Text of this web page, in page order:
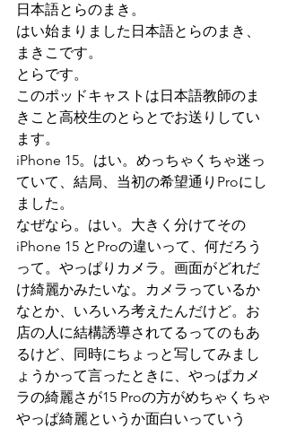
日本語とらのまき。
はい始まりました日本語とらのまき、
まきこです。
とらです。
このポッドキャストは日本語教師のま
きこと高校生のとらとでお送りしてい
ます。
iPhone 15。はい。めっちゃくちゃ迷っ
ていて、結局、当初の希望通りProにし
ました。
なぜなら。はい。大きく分けてその
iPhone 15 とProの違いって、何だろう
って。やっぱりカメラ。画面がどれだ
け綺麗かみたいな。カメラっているか
なとか、いろいろ考えたんだけど。お
店の人に結構誘導されてるってのもあ
るけど、同時にちょっと写してみまし
ょうかって言ったときに、やっぱカメ
ラの綺麗さが15 Proの方がめちゃくちゃ
やっぱ綺麗というか面白いっていう